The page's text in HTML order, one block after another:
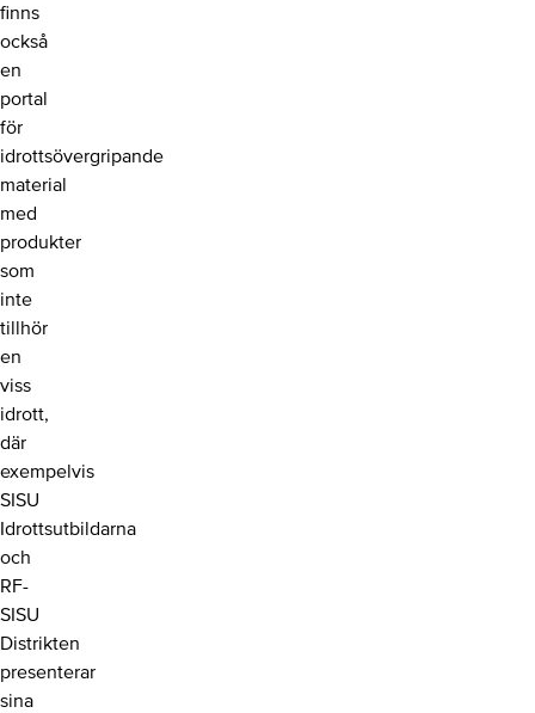
finns
också
en
portal
för
idrottsövergripande
material
med
produkter
som
inte
tillhör
en
viss
idrott,
där
exempelvis
SISU
Idrottsutbildarna
och
RF-
SISU
Distrikten
presenterar
sina